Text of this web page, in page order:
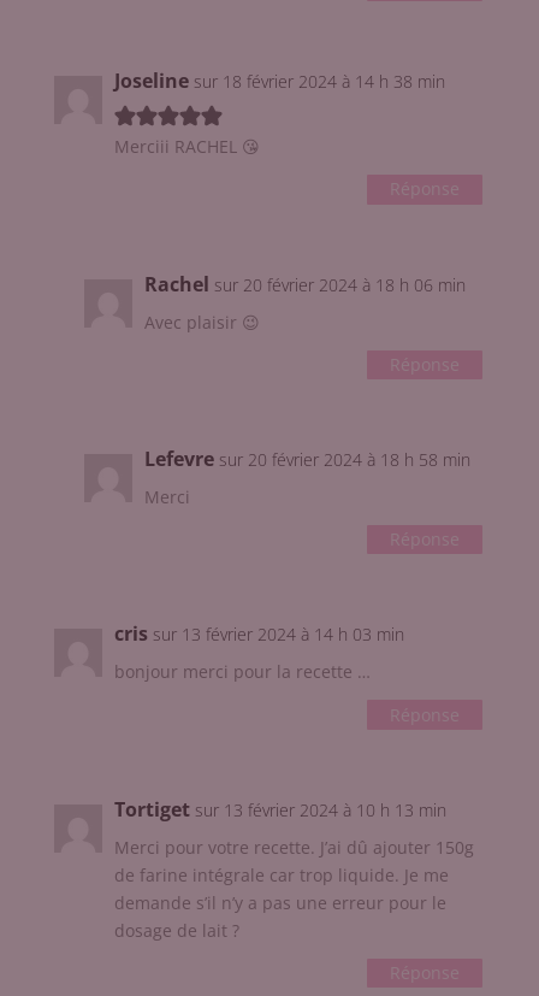
Joseline sur 18 février 2024 à 14 h 38 min
Merciii RACHEL 😘
Réponse
Rachel sur 20 février 2024 à 18 h 06 min
Avec plaisir 😉
Réponse
Lefevre sur 20 février 2024 à 18 h 58 min
Merci
Réponse
cris sur 13 février 2024 à 14 h 03 min
bonjour merci pour la recette …
Réponse
Tortiget sur 13 février 2024 à 10 h 13 min
Merci pour votre recette. J’ai dû ajouter 150g
de farine intégrale car trop liquide. Je me
demande s’il n’y a pas une erreur pour le
dosage de lait ?
Réponse